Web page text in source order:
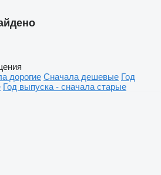
дорогие Сначала дешевые Год
Год выпуска - сначала старые